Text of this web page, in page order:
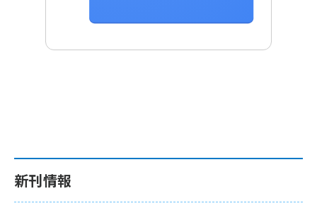
新刊情報